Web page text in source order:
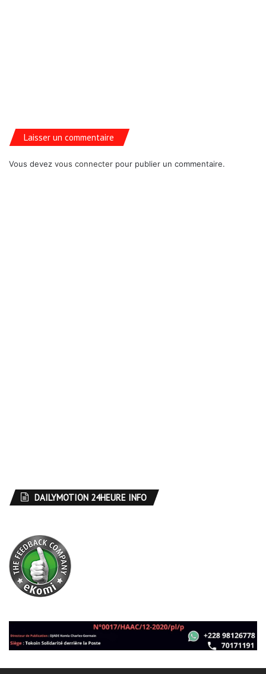
Laisser un commentaire
Vous devez vous connecter pour publier un commentaire.
DAILYMOTION 24HEURE INFO